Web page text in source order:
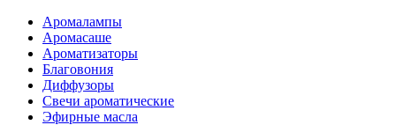
Аромалампы
Аромасаше
Ароматизаторы
Благовония
Диффузоры
Свечи ароматические
Эфирные масла